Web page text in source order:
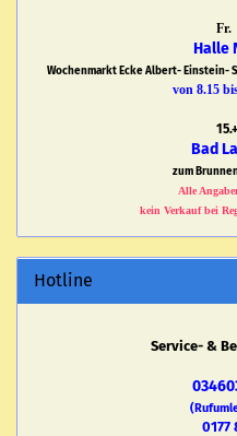
Fr.
Halle
Wochenmarkt Ecke Albert- Einstein-
von 8.15
Bad
zum
Alle
kein Verkauf bei
Hotline
Service- &
0177